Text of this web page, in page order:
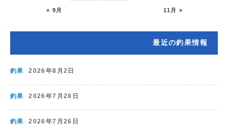
« 9月 11月 »
最近の釣果情報
釣果 2026年8月2日
釣果 2026年7月28日
釣果 2026年7月26日